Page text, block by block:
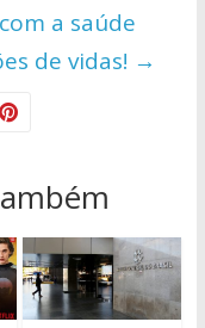
a saúde
de vidas! →